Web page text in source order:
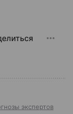
экспертов